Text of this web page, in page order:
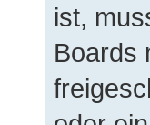
ist,
Boards